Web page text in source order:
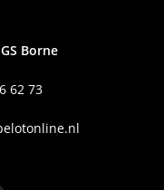
Borne
62 73